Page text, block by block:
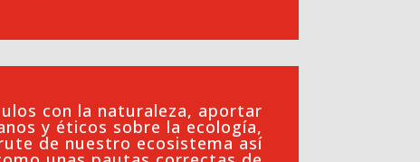
con la naturaleza, aportar
y éticos sobre la ecología,
de nuestro ecosistema así